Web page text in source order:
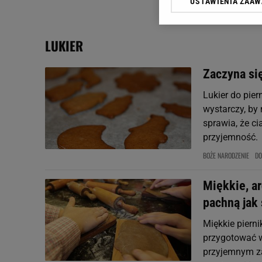
LUKIER
Zaczyna
Lukier do
wystarczy, by
sprawia, że
przyjemność.
BOŻE NARODZENIE
Miękkie,
pachną
Miękkie
przygotować
przyjemnym
Klikając „Akceptuję”
dotyczące plików
odnośnik „Ustawienia
My, nasi Zaufani
Użycie dokładnych
Przechowywanie
badnie odbiorców i